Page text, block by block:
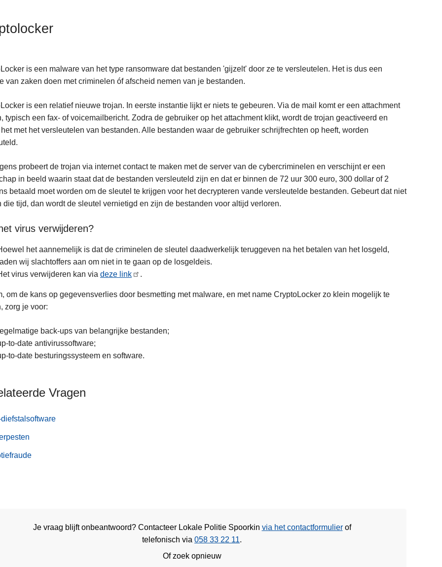
is een malware van het type ransomware dat bestanden 'gijzelt' door ze te versleutelen. Het is dus een
van zaken doen met criminelen óf afscheid nemen van je bestanden.
is een relatief nieuwe trojan. In eerste instantie lijkt er niets te gebeuren. Via de mail komt er een attachment
typisch een fax- of voicemailbericht. Zodra de gebruiker op het attachment klikt, wordt de trojan geactiveerd en
met het versleutelen van bestanden. Alle bestanden waar de gebruiker schrijfrechten op heeft, worden
probeert de trojan via internet contact te maken met de server van de cybercriminelen en verschijnt er een
in beeld waarin staat dat de bestanden versleuteld zijn en dat er binnen de 72 uur 300 euro, 300 dollar of 2
betaald moet worden om de sleutel te krijgen voor het decrypteren vande versleutelde bestanden. Gebeurt dat niet
die tijd, dan wordt de sleutel vernietigd en zijn de bestanden voor altijd verloren.
virus verwijderen?
het aannemelijk is dat de criminelen de sleutel daadwerkelijk teruggeven na het betalen van het losgeld,
wij slachtoffers aan om niet in te gaan op de losgeldeis.
virus verwijderen kan via deze link .
om de kans op gegevensverlies door besmetting met malware, en met name CryptoLocker zo klein mogelijk te
zorg je voor:
back-ups van belangrijke bestanden;
to-date antivirussoftware;
to-date besturingssysteem en software.
Vragen
Je vraag blijft onbeantwoord? Contacteer Lokale Politie Spoorkin via het contactformulierof
telefonisch via 058 33 22 11.
Of zoek opnieuw